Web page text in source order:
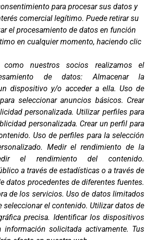
para procesar sus datos y
comercial legítimo. Puede retirar su
el procesamiento de datos en función
en cualquier momento, haciendo clic
como nuestros socios realizamos el
de datos:Almacenar la
dispositivo y/o acceder a ella. Uso de
seleccionar anuncios básicos. Crear
personalizada.Utilizar perfiles para
personalizada. Crear un perfil para
. Uso de perfiles para la selección
. Medir el rendimiento de la
el rendimiento del contenido.
a través de estadísticas o a través de
datos procedentes de diferentes fuentes.
de los servicios.Uso de datos limitados
seleccionar el contenido. Utilizar datos de
precisa. Identificar los dispositivos
solicitada activamente. Tus